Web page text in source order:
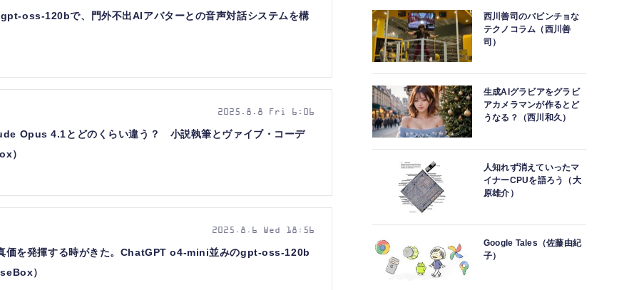
oss-120bで、門外不出AIアバターとの音声対話システムを構
Opus 4.1とどのくらい違う？ 小説執筆とヴァイブ・コーデ
）
2025.8.8 Fri 6:06
価を発揮する時がきた。ChatGPT o4-mini並みのgpt-oss-120b
）
2025.8.6 Wed 18:56
西川善司のバビンチョな
テクノコラム（西川善
司）
生成AIグラビアをグラビ
アカメラマンが作るとど
うなる？（西川和久）
人知れず消えていったマ
イナーCPUを語ろう（大
原雄介）
Google Tales（佐藤由紀
子）